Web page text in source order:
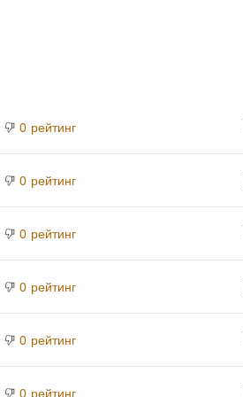
0 рейтинг
0 рейтинг
0 рейтинг
0 рейтинг
0 рейтинг
0 рейтинг